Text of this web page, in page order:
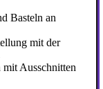
Basteln an
mit der
Ausschnitten